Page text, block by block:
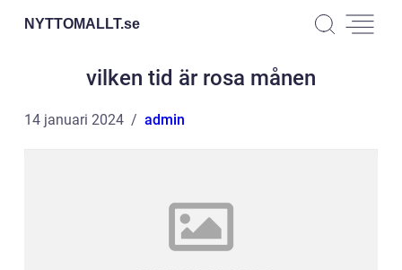
NYTTOMALLT.se
vilken tid är rosa månen
14 januari 2024 admin